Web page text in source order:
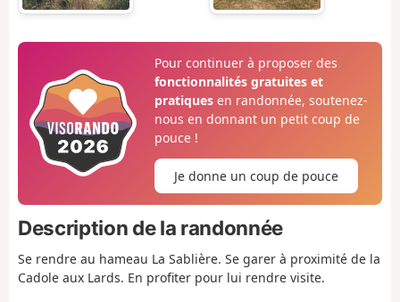
Pour continuer à proposer des
fonctionnalités gratuites et
pratiquesen randonnée, soutenez-
nous en donnant un petit coup de
pouce !
Je donne un coup de pouce
Description de la randonnée
Se rendre au hameau La Sablière. Se garer à proximité de la
Cadole aux Lards. En profiter pour lui rendre visite.